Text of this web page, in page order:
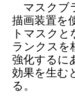
マスクブ
描画装置を
トマスク
ランクスを
強化するに
効果を生む
る。